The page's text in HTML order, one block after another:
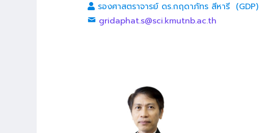
รองศาสตราจารย์ ดร.กฤดาภัทร สีหารี (GDP)
gridaphat.s@sci.kmutnb.ac.th